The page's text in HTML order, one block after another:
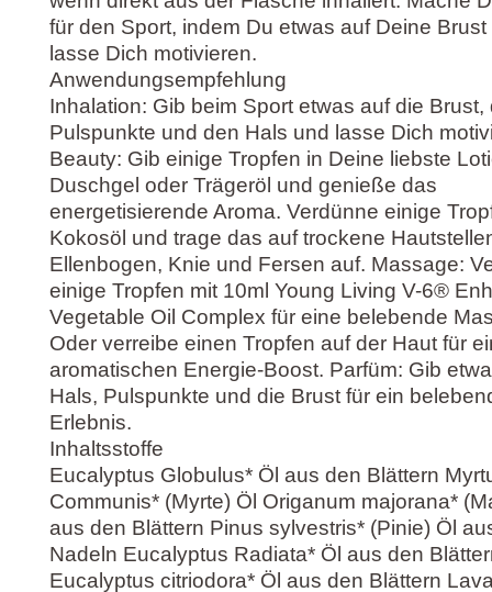
für den Sport, indem Du etwas auf Deine
lasse Dich motivieren.
Anwendungsempfehlung
Inhalation: Gib beim Sport etwas auf die Brust,
Pulspunkte und den Hals und lasse Dich
Beauty: Gib einige Tropfen in Deine liebste
Duschgel oder Trägeröl und genieße das
energetisierende Aroma. Verdünne einige
Kokosöl und trage das auf trockene
Ellenbogen, Knie und Fersen auf. Massage:
einige Tropfen mit 10ml Young Living V-6®
Vegetable Oil Complex für eine belebende
Oder verreibe einen Tropfen auf der Haut für
aromatischen Energie-Boost. Parfüm: Gib
Hals, Pulspunkte und die Brust für ein
Erlebnis.
Inhaltsstoffe
Eucalyptus Globulus* Öl aus den Blättern
Communis* (Myrte) Öl Origanum majorana*
aus den Blättern Pinus sylvestris* (Pinie) Öl
Nadeln Eucalyptus Radiata* Öl aus den
Eucalyptus citriodora* Öl aus den Blättern